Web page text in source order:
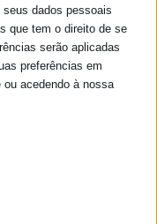
dados pessoais
que tem o direito de se
serão aplicadas
preferências em
acedendo à nossa